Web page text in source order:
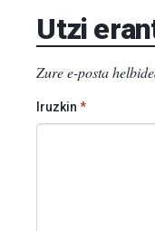
Utzi
Zure e-posta
Iruzkin*